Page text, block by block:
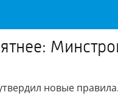
новые правила.